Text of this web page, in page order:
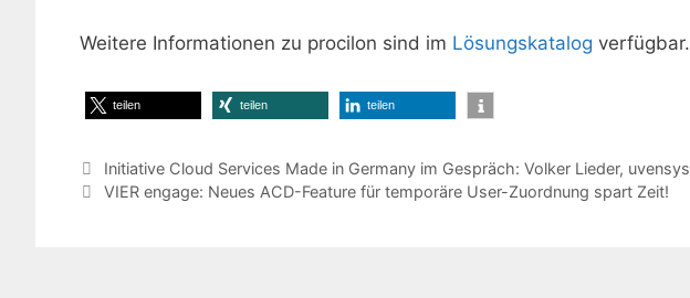
Weitere Informationen zu procilon sind im Lösungskatalog verfügbar.
teilen teilen teilen
Initiative Cloud Services Made in Germany im Gespräch: Volker Lieder, uvensys
VIER engage: Neues ACD-Feature für temporäre User-Zuordnung spart Zeit!